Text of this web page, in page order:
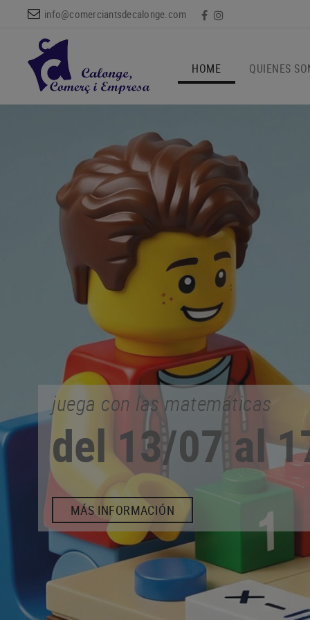
info@comerciantsdecalonge.com
HOME QUIENES
comercio de proximidad
EN CALONGE
ASÓCIATE